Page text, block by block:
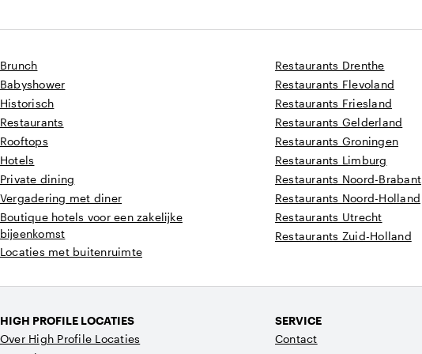
Brunch
Babyshower
Historisch
Restaurants
Rooftops
Hotels
Private dining
Vergadering met diner
Boutique hotels voor een zakelijke
bijeenkomst
Locaties met buitenruimte
Restaurants Drenthe
Restaurants Flevoland
Restaurants Friesland
Restaurants Gelderland
Restaurants Groningen
Restaurants Limburg
Restaurants Noord-Brabant
Restaurants Noord-Holland
Restaurants Utrecht
Restaurants Zuid-Holland
HIGH PROFILE LOCATIES
Over High Profile Locaties
SERVICE
Contact